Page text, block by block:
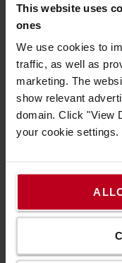
This website uses
ones
We use cookies to
traffic, as well as
marketing. The
show relevant
domain. Click "View
your cookie settings.
megelőzni, valamint
azért fontos, mert a
legnagyobb arányban
legtöbb szükségtelen
A HMI 2020-as
környezetvédelem is
években a vállalat
akkumulátoroknak
helyezhető a
könnyebbek
sokkal tovább
egymás után
újrahasznosításuk